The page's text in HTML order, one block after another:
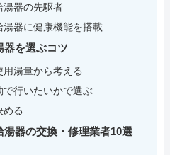
湯器の先駆者
器に健康機能を搭載
器を選ぶコツ
湯量から考える
行いたいかで選ぶ
める
器の交換・修理業者10選